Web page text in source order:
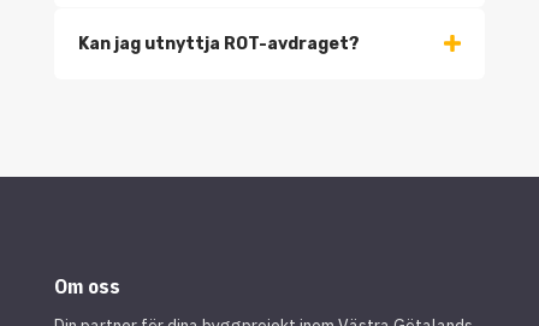
Kan jag utnyttja ROT-avdraget?
Om oss